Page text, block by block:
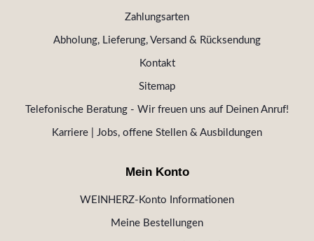
Zahlungsarten
Abholung, Lieferung, Versand & Rücksendung
Kontakt
Sitemap
Telefonische Beratung - Wir freuen uns auf Deinen Anruf!
Karriere | Jobs, offene Stellen & Ausbildungen
Mein Konto
WEINHERZ-Konto Informationen
Meine Bestellungen